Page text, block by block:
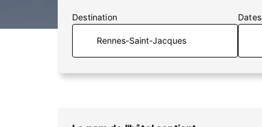
Destination Dates